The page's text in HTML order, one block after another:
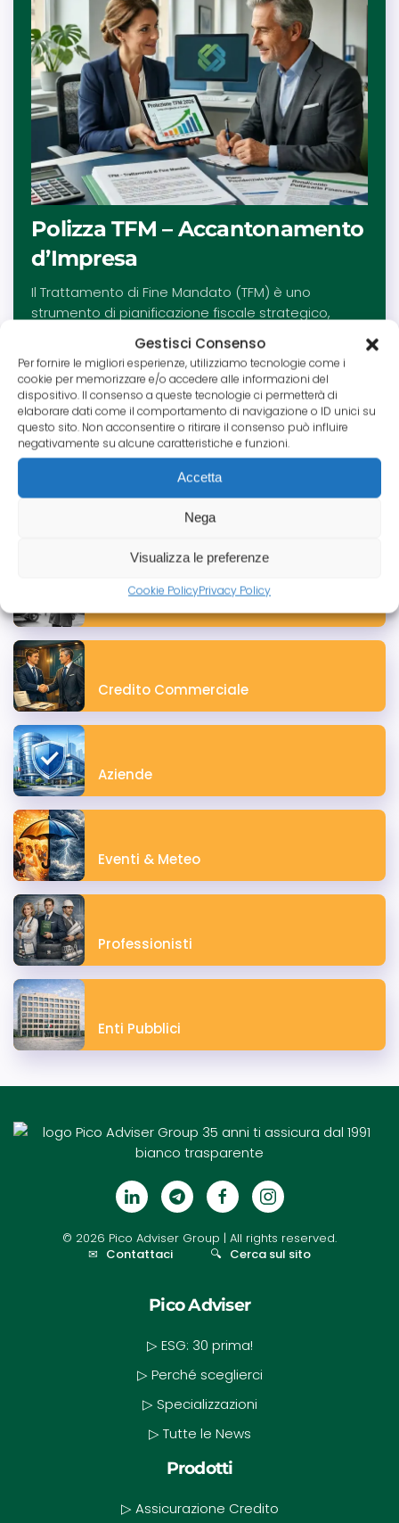
Gestisci Consenso
Per fornire le migliori esperienze, utilizziamo tecnologie come i
cookie per memorizzare e/o accedere alle informazioni del
dispositivo. Il consenso a queste tecnologie ci permetterà di
elaborare dati come il comportamento di navigazione o ID unici su
questo sito. Non acconsentire o ritirare il consenso può influire
negativamente su alcune caratteristiche e funzioni.
Accetta
Nega
Visualizza le preferenze
Cookie PolicyPrivacy Policy
Polizza TFM – Accantonamento
d’Impresa
Il Trattamento di Fine Mandato (TFM) è uno
strumento di pianificazione fiscale strategico,
ancora poco utilizzato dalle PMI italiane. Attraverso
l’accantonamento di questa indennità, la società
e l’amministratore possono ottenere significativi
vantaggi fiscali e una gestione efficiente del fine
mandato.
Leggi tutto
Credito Commerciale
Aziende
Eventi & Meteo
Professionisti
Enti Pubblici
© 2026 Pico Adviser Group | All rights reserved.
✉ Contattaci 🔍 Cerca sul sito
Pico Adviser
▷ ESG: 30 prima!
▷ Perché sceglierci
▷ Specializzazioni
▷ Tutte le News
Prodotti
▷ Assicurazione Credito